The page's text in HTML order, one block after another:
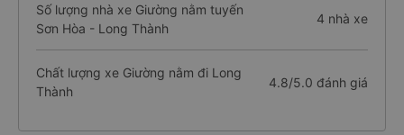
Số lượng nhà xe Giường nằm tuyến
Sơn Hòa - Long Thành
4 nhà xe
Chất lượng xe Giường nằm đi Long
Thành
4.8/5.0 đánh giá